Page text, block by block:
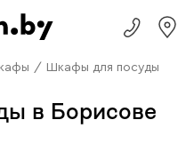
/ Шкафы для посуды
в Борисове